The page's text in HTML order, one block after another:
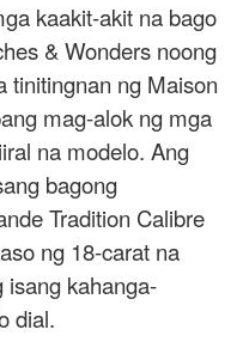
kaakit-akit na bago
& Wonders noong
tinitingnan ng Maison
mag-alok ng mga
na modelo. Ang
bagong
Tradition Calibre
ng 18-carat na
isang kahanga-
dial.